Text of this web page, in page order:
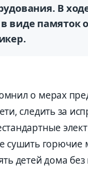
В
виде памяток
о мерах
следить за
сушить
детей дома